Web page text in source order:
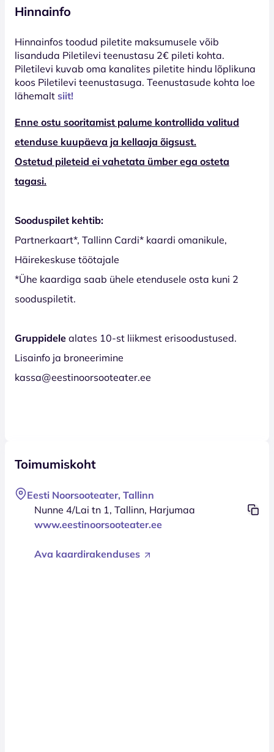
Hinnainfo
Hinnainfos toodud piletite maksumusele võib
lisanduda Piletilevi teenustasu 2€ pileti kohta.
Piletilevi kuvab oma kanalites piletite hindu lõplikuna
koos Piletilevi teenustasuga. Teenustasude kohta loe
lähemalt siit!
Enne ostu sooritamist palume kontrollida valitud
etenduse kuupäeva ja kellaaja õigsust.
Ostetud pileteid ei vahetata ümber ega osteta
tagasi.
Sooduspilet kehtib:
Partnerkaart*, Tallinn Cardi* kaardi omanikule,
Häirekeskuse töötajale
*Ühe kaardiga saab ühele etendusele osta kuni 2
sooduspiletit.
Gruppidele alates 10-st liikmest erisoodustused.
Lisainfo ja broneerimine
kassa@eestinoorsooteater.ee
Toimumiskoht
Eesti Noorsooteater, Tallinn
Nunne 4/Lai tn 1, Tallinn, Harjumaa
www.eestinoorsooteater.ee
Ava kaardirakenduses